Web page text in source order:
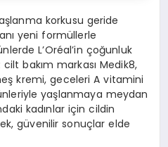
korkusu geride
yeni formüllerle
L’Oréal’in çoğunluk
cilt bakım markası Medik8,
kremi, geceleri A vitamini
yaşlanmaya meydan
kadınlar için cildin
güvenilir sonuçlar elde